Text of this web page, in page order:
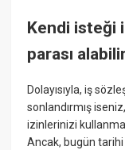
Kendi isteği
parası
Dolayısıyla, iş
sonlandırmış
izinlerinizi
Ancak, bugün